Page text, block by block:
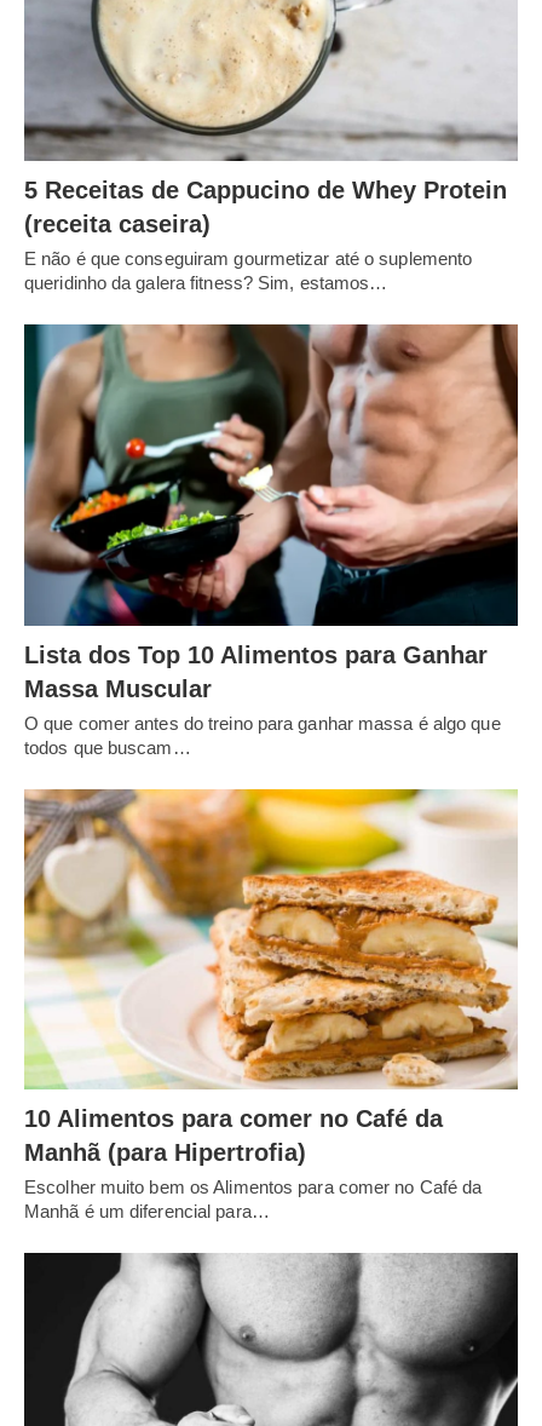
5 Receitas de Cappucino de Whey Protein
(receita caseira)
E não é que conseguiram gourmetizar até o suplemento
queridinho da galera fitness? Sim, estamos…
Lista dos Top 10 Alimentos para Ganhar
Massa Muscular
O que comer antes do treino para ganhar massa é algo que
todos que buscam…
10 Alimentos para comer no Café da
Manhã (para Hipertrofia)
Escolher muito bem os Alimentos para comer no Café da
Manhã é um diferencial para…